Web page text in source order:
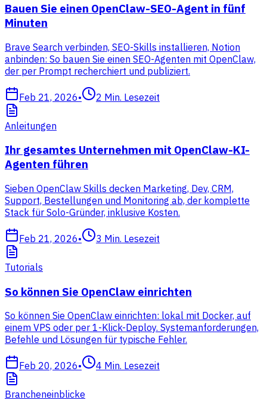
Bauen Sie einen OpenClaw-SEO-Agent in fünf
Minuten
Brave Search verbinden, SEO-Skills installieren, Notion
anbinden: So bauen Sie einen SEO-Agenten mit OpenClaw,
der per Prompt recherchiert und publiziert.
Feb 21, 2026• 2 Min. Lesezeit
Anleitungen
Ihr gesamtes Unternehmen mit OpenClaw-KI-
Agenten führen
Sieben OpenClaw Skills decken Marketing, Dev, CRM,
Support, Bestellungen und Monitoring ab, der komplette
Stack für Solo-Gründer, inklusive Kosten.
Feb 21, 2026• 3 Min. Lesezeit
Tutorials
So können Sie OpenClaw einrichten
So können Sie OpenClaw einrichten: lokal mit Docker, auf
einem VPS oder per 1-Klick-Deploy. Systemanforderungen,
Befehle und Lösungen für typische Fehler.
Feb 20, 2026• 4 Min. Lesezeit
Brancheneinblicke